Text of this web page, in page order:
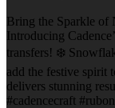
Bring the Sparkle of
Introducing
transfers! ❄️
add the festive spirit
delivers stunning
#cadencecraft